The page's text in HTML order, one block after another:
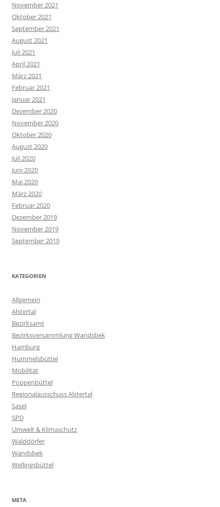
November 2021
Oktober 2021
September 2021
August 2021
Juli 2021
April 2021
März 2021
Februar 2021
Januar 2021
Dezember 2020
November 2020
Oktober 2020
August 2020
Juli 2020
Juni 2020
Mai 2020
März 2020
Februar 2020
Dezember 2019
November 2019
September 2019
KATEGORIEN
Allgemein
Alstertal
Bezirksamt
Bezirksversammlung Wandsbek
Hamburg
Hummelsbüttel
Mobilität
Poppenbüttel
Regionalausschuss Alstertal
Sasel
SPD
Umwelt & Klimaschutz
Walddörfer
Wandsbek
Wellingsbüttel
META